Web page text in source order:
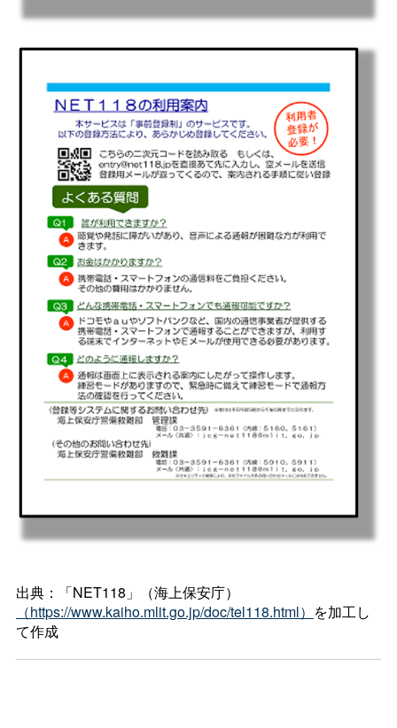
出典：「NET118」（海上保安庁）
（https://www.kaiho.mlit.go.jp/doc/tel118.html） を加工し
て作成